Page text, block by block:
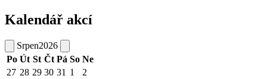
Kalendář akcí
Srpen2026
Po Út St Čt Pá So Ne
27 28 29 30 31 1
2